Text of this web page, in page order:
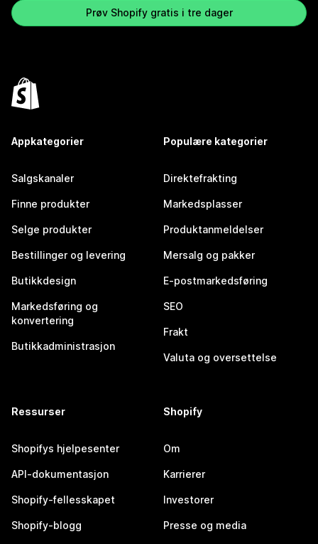
Prøv Shopify gratis i tre dager
Appkategorier
Salgskanaler
Finne produkter
Selge produkter
Bestillinger og levering
Butikkdesign
Markedsføring og
konvertering
Butikkadministrasjon
Populære kategorier
Direktefrakting
Markedsplasser
Produktanmeldelser
Mersalg og pakker
E-postmarkedsføring
SEO
Frakt
Valuta og oversettelse
Ressurser
Shopifys hjelpesenter
API-dokumentasjon
Shopify-fellesskapet
Shopify-blogg
Shopify
Om
Karrierer
Investorer
Presse og media